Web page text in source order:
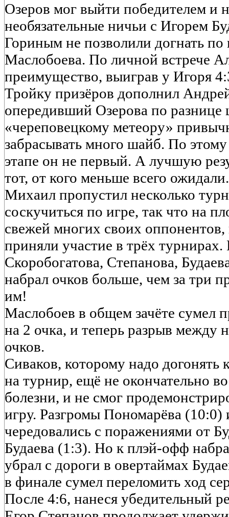
Озеров мог выйти победителем и
необязательные ничьи с Игорем
Гориным не позволили догнать
Маслобоева. По личной встрече
преимущество, выиграв у Игоря
Тройку призёров дополнил
опередивший Озерова по
«череповецкому метеору»
забрасывать много шайб. По
этапе он не первый. А лучшую
тот, от кого меньше всего
Михаил пропустил несколько
соскучиться по игре, так что на
свежей многих своих
приняли участие в трёх
Скоробогатова, Степанова,
набрал очков больше, чем за три
им!
Маслобоев в общем зачёте сумел
на 2 очка, и теперь разрыв между
очков.
Сиваков, которому надо догонять
на турнир, ещё не окончательно
болезни, и не смог
игру. Разгромы Пономарёва (10:0)
чередовались с поражениями от
Будаева (1:3). Но к плэй-офф
убрал с дороги в овертаймах
в финале сумел переломить ход
После 4:6, нанеся убедительный